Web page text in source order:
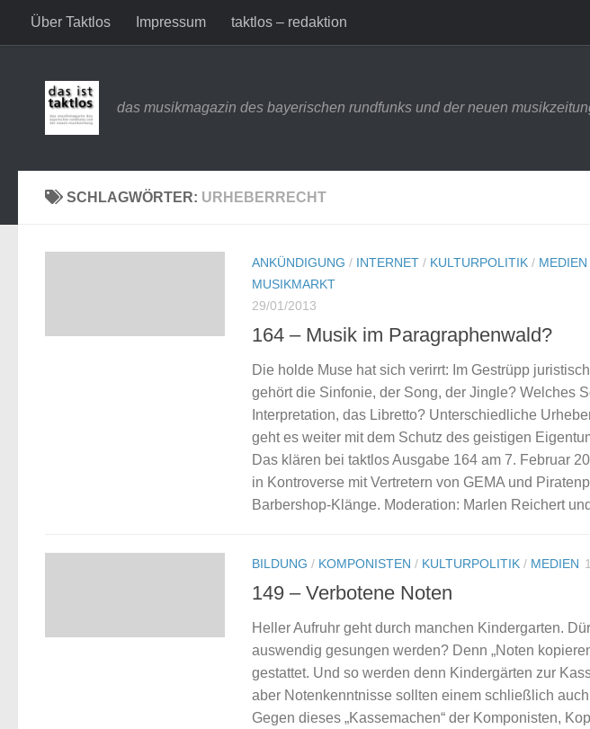
Zum Inhalt springen
Über Taktlos Impressum taktlos – redaktion
das musikmagazin des bayerischen rundfunks und der neuen
SCHLAGWÖRTER: URHEBERRECHT
ANKÜNDIGUNG / INTERNET / KULTURPOLITIK / MEDIEN
MUSIKMARKT
29/01/2013
164 – Musik im Paragraphenwald?
Die holde Muse hat sich verirrt: Im Gestrüpp
gehört die Sinfonie, der Song, der Jingle? Welches
Interpretation, das Libretto? Unterschiedliche
geht es weiter mit dem Schutz des geistigen
Das klären bei taktlos Ausgabe 164 am 7. Februar
in Kontroverse mit Vertretern von GEMA und
Barbershop-Klänge. Moderation: Marlen Reichert
BILDUNG / KOMPONISTEN / KULTURPOLITIK / MEDIEN
149 – Verbotene Noten
Heller Aufruhr geht durch manchen Kindergarten.
auswendig gesungen werden? Denn „Noten
gestattet. Und so werden denn Kindergärten zur
aber Notenkenntnisse sollten einem schließlich
Gegen dieses „Kassemachen“ der Komponisten,